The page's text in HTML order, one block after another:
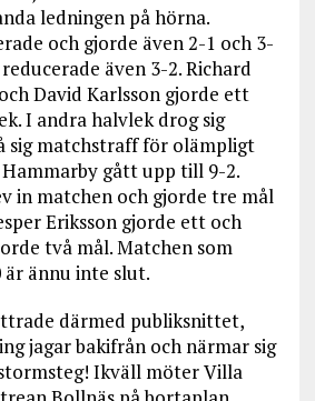
ledningen på hörna.
och gjorde även 2-1 och 3-
även 3-2. Richard
David Karlsson gjorde ett
I andra halvlek drog sig
sig matchstraff för olämpligt
gått upp till 9-2.
in matchen och gjorde tre mål
Eriksson gjorde ett och
två mål. Matchen som
är ännu inte slut.
därmed publiksnittet,
jagar bakifrån och närmar sig
Ikväll möter Villa